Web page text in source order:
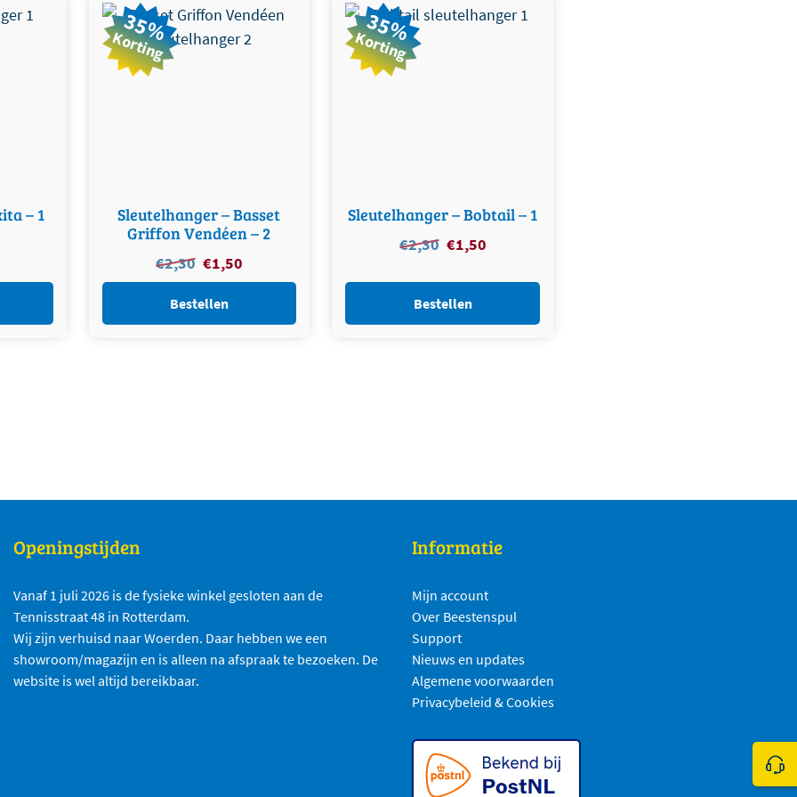
– 1
35%
Korting
Sleutelhanger – Basset
Griffon Vendéen – 2
€2,30 Oorspronkelijke
prijs
was:
€2,30.
€1,50Huidige
prijs
€1,50.
Bestellen
35%
Korting
Sleutelhanger – Bobtail – 1
€2,30 Oorspronkelijke
was:
€2,30.
€1,50Huidige
is:
Bestellen
Openingstijden
Vanaf 1 juli 2026 is de fysieke winkel gesloten aan de
Tennisstraat 48 in Rotterdam.
Wij zijn verhuisd naar Woerden. Daar hebben we een
showroom/magazijn en is alleen na afspraak te bezoeken. De
website is wel altijd bereikbaar.
Informatie
Mijn account
Over Beestenspul
Support
Nieuws en updates
Algemene voorwaarden
Privacybeleid & Cookies
Klik